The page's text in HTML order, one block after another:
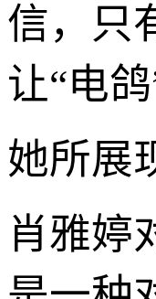
信，只
让“电
她所展
肖雅婷